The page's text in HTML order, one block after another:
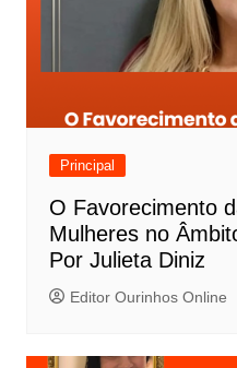
Principal
O Favorecimento
Mulheres no
Por Julieta Diniz
Editor Ourinhos Online